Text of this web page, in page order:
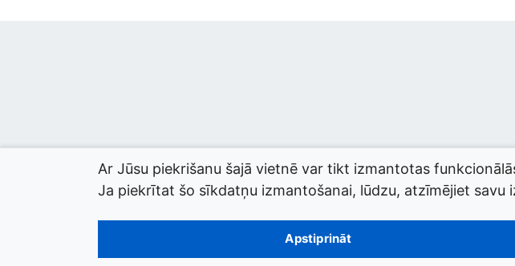
© 2026 termini.gov.lv. Izstrādātājs:
Ar Jūsu piekrišanu šajā vietnē var tikt izmantotas
Ja piekrītat šo sīkdatņu izmantošanai, lūdzu, atzīmējiet savu
Apstiprināt